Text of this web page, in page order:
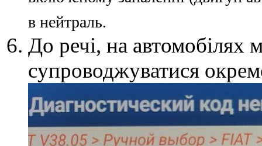
в нейтраль.
До речі, на
супроводжуватися